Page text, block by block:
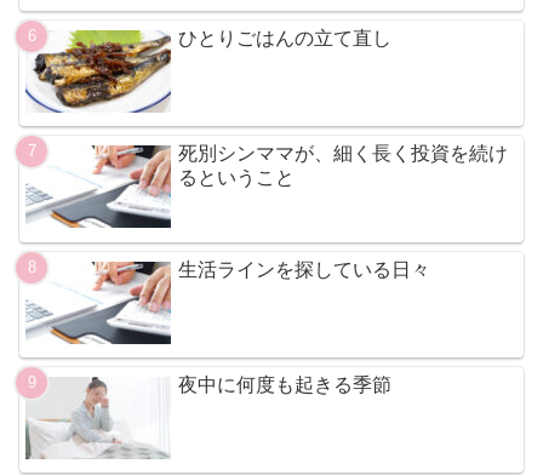
ひとりごはんの立て直し
死別シンママが、細く長く投資を続け
るということ
生活ラインを探している日々
夜中に何度も起きる季節